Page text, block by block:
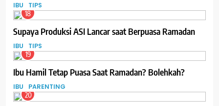
IBU TIPS
18
Supaya Produksi ASI Lancar saat Berpuasa Ramadan
IBU TIPS
19
Ibu Hamil Tetap Puasa Saat Ramadan? Bolehkah?
IBU PARENTING
20